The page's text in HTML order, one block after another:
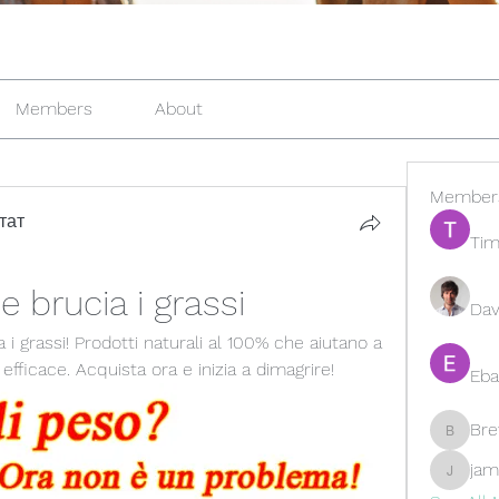
Members About
brucia i grassi
grassi! Prodotti naturali al 100% che aiutano a
Acquista ora e inizia a dimagrire!
Brewer